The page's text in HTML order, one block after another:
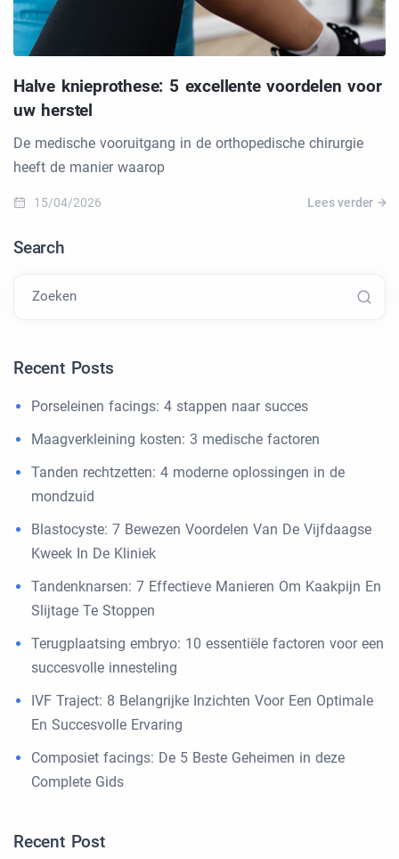
Halve knieprothese: 5 excellente voordelen voor
uw herstel
De medische vooruitgang in de orthopedische chirurgie
heeft de manier waarop
15/04/2026 Lees verder
Search
Zoeken
Recent Posts
Porseleinen facings: 4 stappen naar succes
Maagverkleining kosten: 3 medische factoren
Tanden rechtzetten: 4 moderne oplossingen in de
mondzuid
Blastocyste: 7 Bewezen Voordelen Van De Vijfdaagse
Kweek In De Kliniek
Tandenknarsen: 7 Effectieve Manieren Om Kaakpijn En
Slijtage Te Stoppen
Terugplaatsing embryo: 10 essentiële factoren voor een
succesvolle innesteling
IVF Traject: 8 Belangrijke Inzichten Voor Een Optimale
En Succesvolle Ervaring
Composiet facings: De 5 Beste Geheimen in deze
Complete Gids
Recent Post